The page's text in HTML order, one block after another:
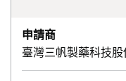
申請商
臺灣三帆製藥科技股